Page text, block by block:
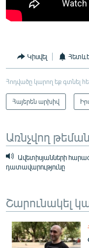
Կիսվել
Հոդվածը կարող եք գտնել
Հայերեն արխիվ
Առնչվող
Ավետիսյանների
դատավարությունը
Շարունակել